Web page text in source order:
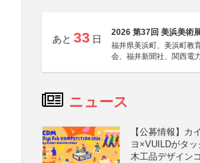
あと 33 日
2026 第37回 美浜美術
福井県美浜町、美浜町教
会、福井新聞社、関西電
ニュース
【公募情報】カ
ヨ×VUILDがタッ
木工品デザイン